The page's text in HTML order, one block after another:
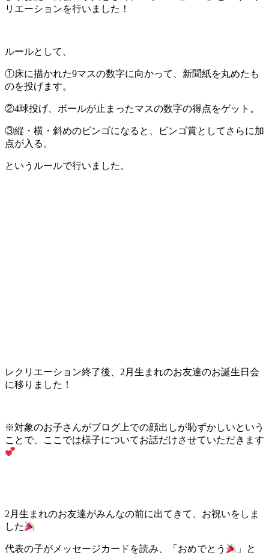
リエーションを行いました！
ルールとして、
①床に描かれた9マスの数字に向かって、新聞紙を丸めたも
のを投げます。
②4球投げ、ボールが止まったマスの数字の得点をゲット。
③縦・横・斜めのビンゴになると、ビンゴ賞としてさらに加
点が入る。
というルールで行いました。
レクリエーション終了後、2月生まれのお友達のお誕生日会
に移りました！
※対象のお子さんがブログ上での顔出しが恥ずかしいという
ことで、ここでは様子についてお話だけさせていただきます
2月生まれのお友達がみんなの前に出てきて、お祝いをしま
した
代表の子がメッセージカードを読み、「おめでとう
」と